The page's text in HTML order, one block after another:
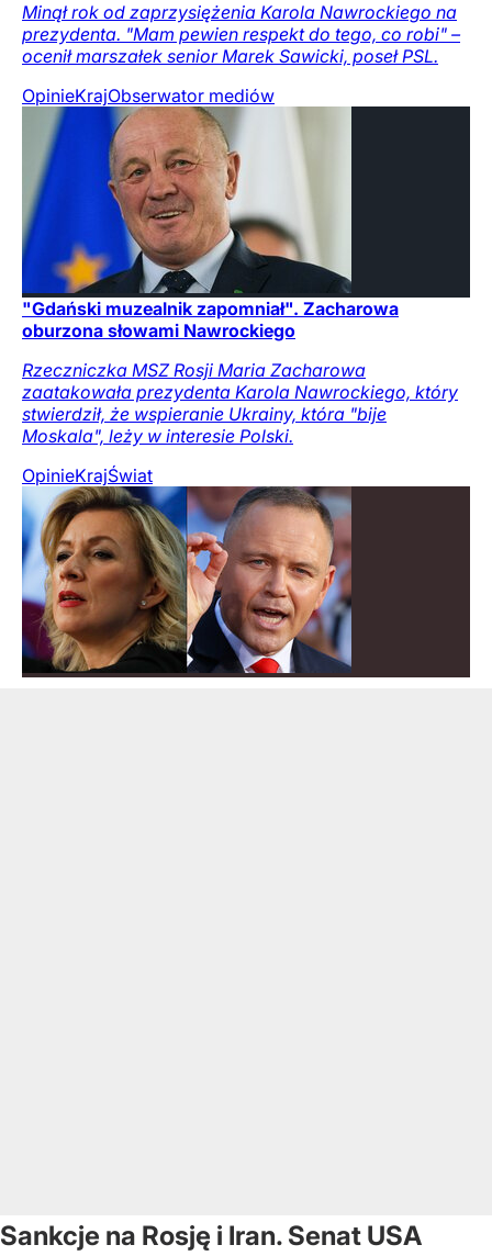
Minął rok od zaprzysiężenia Karola Nawrockiego na
prezydenta. "Mam pewien respekt do tego, co robi" –
ocenił marszałek senior Marek Sawicki, poseł PSL.
OpinieKrajObserwator mediów
"Gdański muzealnik zapomniał". Zacharowa
oburzona słowami Nawrockiego
Rzeczniczka MSZ Rosji Maria Zacharowa
zaatakowała prezydenta Karola Nawrockiego, który
stwierdził, że wspieranie Ukrainy, która "bije
Moskala", leży w interesie Polski.
OpinieKrajŚwiat
Sankcje na Rosję i Iran. Senat USA